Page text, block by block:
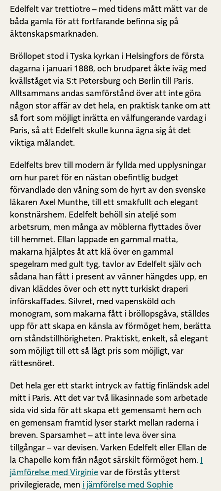
Edelfelt var trettiotre – med tidens mått mätt var de
båda gamla för att fortfarande befinna sig på
äktenskapsmarknaden.
Bröllopet stod i Tyska kyrkan i Helsingfors de första
dagarna i januari 1888, och brudparet åkte iväg med
kvällståget via S:t Petersburg och Berlin till Paris.
Alltsammans andas samförstånd över att inte göra
någon stor affär av det hela, en praktisk tanke om att
så fort som möjligt inrätta en välfungerande vardag i
Paris, så att Edelfelt skulle kunna ägna sig åt det
viktiga målandet.
Edelfelts brev till modern är fyllda med upplysningar
om hur paret för en nästan obefintlig budget
förvandlade den våning som de hyrt av den svenske
läkaren Axel Munthe, till ett smakfullt och elegant
konstnärshem. Edelfelt behöll sin ateljé som
arbetsrum, men många av möblerna flyttades över
till hemmet. Ellan lappade en gammal matta,
makarna hjälptes åt att klä över en gammal
spegelram med gult tyg, tavlor av Edelfelt själv och
sådana han fått i present av vänner hängdes upp, en
divan kläddes över och ett nytt turkiskt draperi
införskaffades. Silvret, med vapensköld och
monogram, som makarna fått i bröllopsgåva, ställdes
upp för att skapa en känsla av förmöget hem, berätta
om ståndstillhörigheten. Praktiskt, enkelt, så elegant
som möjligt till ett så lågt pris som möjligt, var
rättesnöret.
Det hela ger ett starkt intryck av fattig finländsk adel
mitt i Paris. Att det var två likasinnade som arbetade
sida vid sida för att skapa ett gemensamt hem och
en gemensam framtid lyser starkt mellan raderna i
breven. Sparsamhet – att inte leva över sina
tillgångar – var devisen. Varken Edelfelt eller Ellan de
la Chapelle kom från något särskilt förmöget hem. I
jämförelse med Virginie var de förstås ytterst
privilegierade, men i jämförelse med Sophie